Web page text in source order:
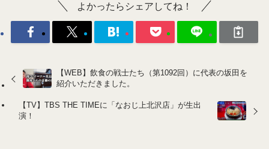
よかったらシェアしてね！
【WEB】飲食の戦士たち（第1092回）に代表の坂田を
紹介いただきました。
【TV】TBS THE TIMEに「なおじ上北沢店」が生出
演！